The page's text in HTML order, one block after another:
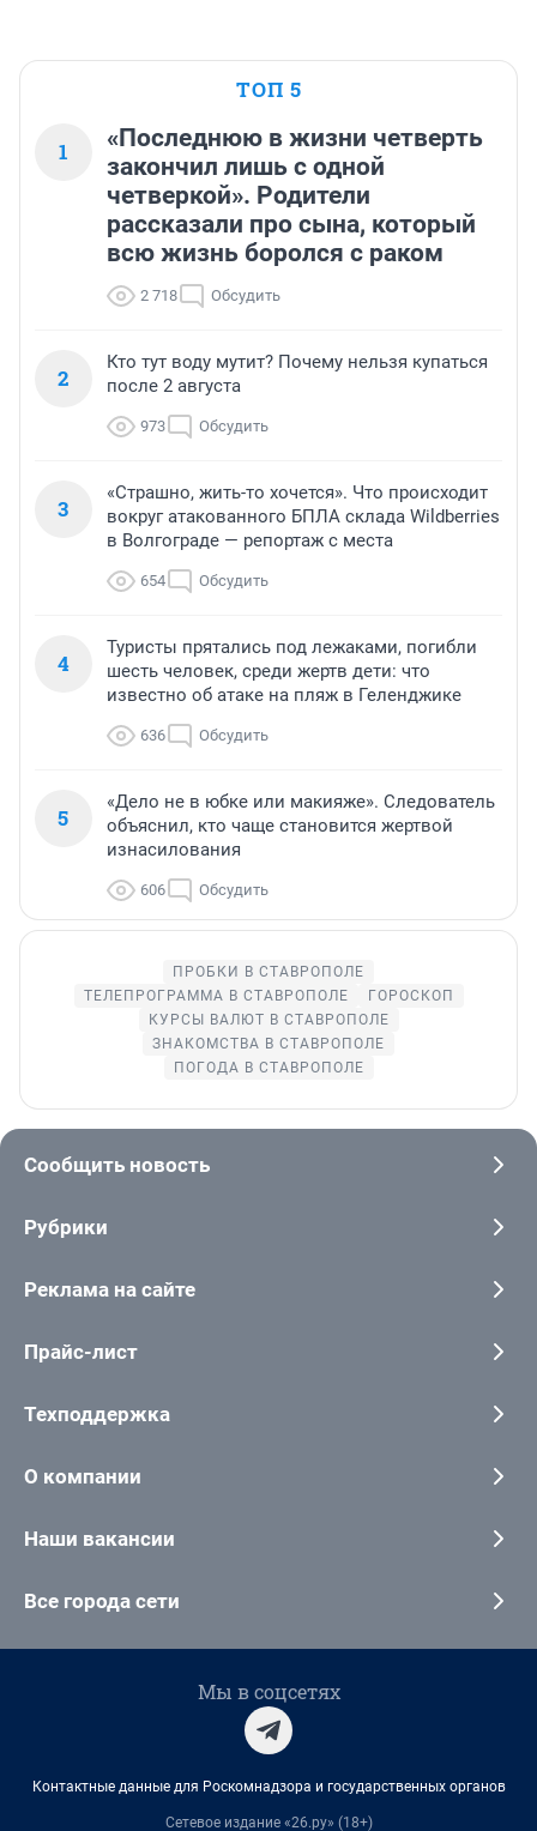
ТОП 5
1
«Последнюю в жизни четверть
закончил лишь с одной
четверкой». Родители
рассказали про сына, который
всю жизнь боролся с раком
2 718 Обсудить
2
Кто тут воду мутит? Почему нельзя купаться
после 2 августа
973 Обсудить
3
«Страшно, жить-то хочется». Что происходит
вокруг атакованного БПЛА склада Wildberries
в Волгограде — репортаж с места
654 Обсудить
4
Туристы прятались под лежаками, погибли
шесть человек, среди жертв дети: что
известно об атаке на пляж в Геленджике
636 Обсудить
5
«Дело не в юбке или макияже». Следователь
объяснил, кто чаще становится жертвой
изнасилования
606 Обсудить
ПРОБКИ В СТАВРОПОЛЕ
ТЕЛЕПРОГРАММА В СТАВРОПОЛЕ
ГОРОСКОП
КУРСЫ ВАЛЮТ В СТАВРОПОЛЕ
ЗНАКОМСТВА В СТАВРОПОЛЕ
ПОГОДА В СТАВРОПОЛЕ
Сообщить новость
Рубрики
Реклама на сайте
Прайс-лист
Техподдержка
О компании
Наши вакансии
Все города сети
Мы в соцсетях
Контактные данные для Роскомнадзора и государственных органов
Сетевое издание «26.ру» (18+)